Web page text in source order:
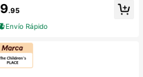
9.95
Envío Rápido